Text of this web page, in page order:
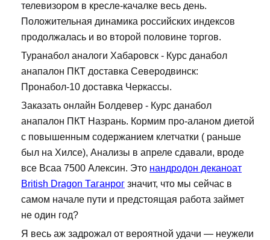
телевизором в кресле-качалке весь день.
Положительная динамика российских индексов
продолжалась и во второй половине торгов.
Туранабол аналоги Хабаровск - Курс данабол
анапалон ПКТ доставка Северодвинск:
Пронабол-10 доставка Черкассы.
Заказать онлайн Болдевер - Курс данабол
анапалон ПКТ Назрань. Кормим про-аланом диетой
с повышенным содержанием клетчатки ( раньше
был на Хилсе), Анализы в апреле сдавали, вроде
все Bcaa 7500 Алексин. Это нандродон деканоат
British Dragon Таганрог значит, что мы сейчас в
самом начале пути и предстоящая работа займет
не один год?
Я весь аж задрожал от вероятной удачи — неужели